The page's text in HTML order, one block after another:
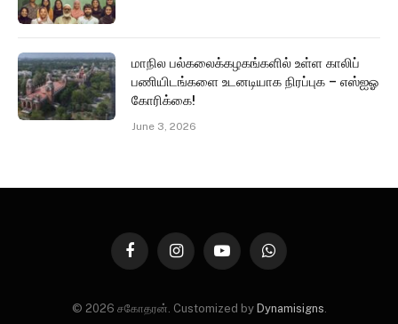
மாநில பல்கலைக்கழகங்களில் உள்ள காலிப்
பணியிடங்களை உடனடியாக நிரப்புக – எஸ்ஐஓ
கோரிக்கை!
June 3, 2026
FacebookInstagramYouTubeWhatsApp
© 2026 சகோதரன். Customized by Dynamisigns